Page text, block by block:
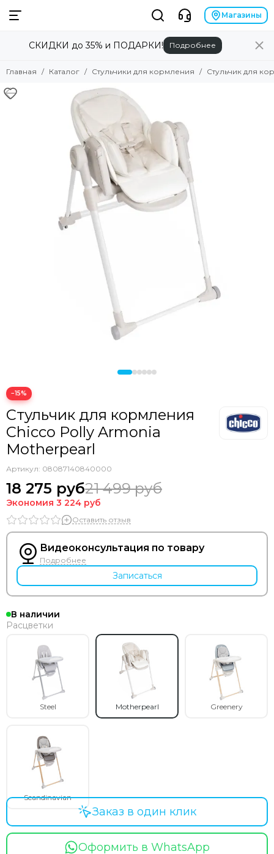
Магазины
СКИДКИ до 35% и ПОДАРКИ! Подробнее
Главная Каталог Стульчики для кормления Стульчик для
−15%
Стульчик для кормления
Chicco Polly Armonia
Motherpearl
Артикул: 08087140840000
18 275 руб21 499 руб
Экономия 3 224 руб
Оставить отзыв
Видеоконсультация по товару
Подробнее
Записаться
В наличии
Расцветки
Steel Motherpearl Greenery
Scandinavian
Оформить в WhatsApp
Заказ в один клик